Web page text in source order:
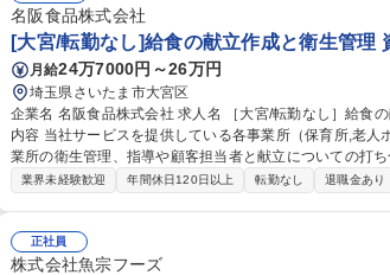
名阪食品株式会社
[大宮/転勤なし]給食の献立作成と衛生管理
月給24万7000円～26万円
埼玉県さいたま市大宮区
企業名 名阪食品株式会社 求人名 ［大宮/転勤なし］給食の献立作成と衛生管理★資格お持ち方/未経験歓迎 仕事の
内容 当社サービスを提供している各事業所（保育所,老
業所の衛生管理、指導や顧客担当者と献立についての打ち合わせ、
接事業所の厨房スタッフと話し合い、「どういった献立
度】勤務時間の3～4割程度が顧客先や事業所への外出です。 募集職種 ［大宮/転勤なし］給食の献立作成と衛
理★資格お持ち方/未経験歓迎
業界未経験歓迎 年間休日120日以上 転勤なし 退職金あり
正社員
株式会社魚宗フーズ